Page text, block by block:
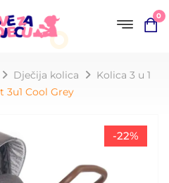
0
Dječija kolica
Kolica 3 u 1
3u1 Cool Grey
-22%